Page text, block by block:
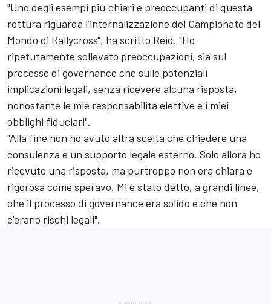
"Uno degli esempi più chiari e preoccupanti di questa
rottura riguarda l'internalizzazione del Campionato del
Mondo di Rallycross", ha scritto Reid. "Ho
ripetutamente sollevato preoccupazioni, sia sul
processo di governance che sulle potenziali
implicazioni legali, senza ricevere alcuna risposta,
nonostante le mie responsabilità elettive e i miei
obblighi fiduciari".
"Alla fine non ho avuto altra scelta che chiedere una
consulenza e un supporto legale esterno. Solo allora ho
ricevuto una risposta, ma purtroppo non era chiara e
rigorosa come speravo. Mi è stato detto, a grandi linee,
che il processo di governance era solido e che non
c'erano rischi legali".